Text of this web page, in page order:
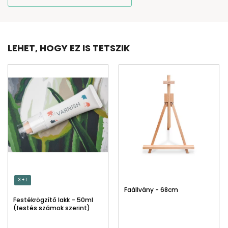
LEHET, HOGY EZ IS TETSZIK
3 + 1
Festékrögzítő lakk – 50ml
(festés számok szerint)
Faállvány - 68cm